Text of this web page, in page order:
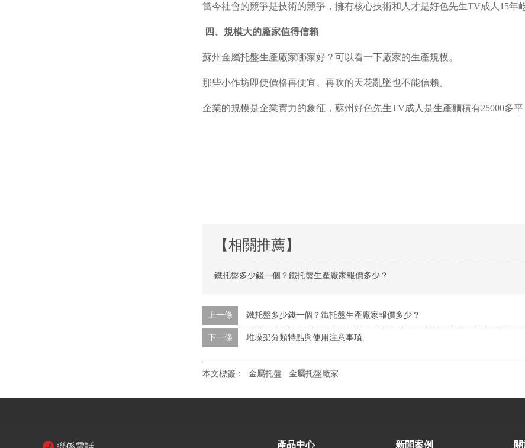
當今社會的競爭是技術的競爭，擁有核心技術和人才是好色先生TV成人 15年
四、規模大的廠家值得信賴
蘇州金屬托盤生產廠家哪家好？可以看一下廠家的生產規模。
那些小作坊即使價格再便宜、再吹的天花亂墜也不能信賴。
企業的規模是企業實力的象征，蘇州好色先生TV成人是生產麵積有25000多
【相關推薦】
鐵托盤多少錢一個？鐵托盤生產廠家報價多少？
上一條 鐵托盤多少錢一個？鐵托盤生產廠家報價多少？
下一條 堆垛架分類特點與使用注意事項
本文標簽： 金屬托盤 金屬托盤廠家
產品中心 新聞案例